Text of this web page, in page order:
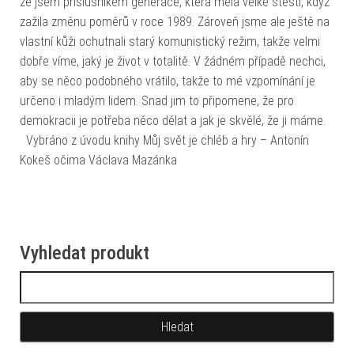
zažila změnu poměrů v roce 1989. Zároveň jsme ale ještě na
vlastní kůži ochutnali starý komunistický režim, takže velmi
dobře víme, jaký je život v totalitě. V žádném případě nechci,
aby se něco podobného vrátilo, takže to mé vzpomínání je
určeno i mladým lidem. Snad jim to připomene, že pro
demokracii je potřeba něco dělat a jak je skvělé, že ji máme.
Vybráno z úvodu knihy Můj svět je chléb a hry – Antonín
Kokeš očima Václava Mazánka
Vyhledat produkt